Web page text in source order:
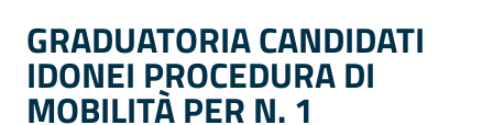
GRADUATORIA CANDIDATI
IDONEI PROCEDURA DI
MOBILITÀ PER N. 1